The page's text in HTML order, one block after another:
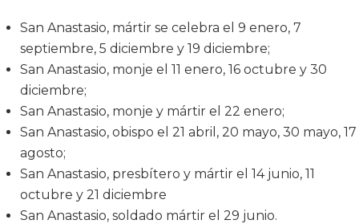
San Anastasio, mártir se celebra el 9 enero, 7
septiembre, 5 diciembre y 19 diciembre;
San Anastasio, monje el 11 enero, 16 octubre y 30
diciembre;
San Anastasio, monje y mártir el 22 enero;
San Anastasio, obispo el 21 abril, 20 mayo, 30 mayo, 17
agosto;
San Anastasio, presbítero y mártir el 14 junio, 11
octubre y 21 diciembre
San Anastasio, soldado mártir el 29 junio.